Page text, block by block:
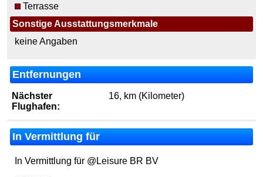
Terrasse
Sonstige Ausstattungsmerkmale
keine Angaben
Entfernungen
Nächster
Flughafen:
16, km (Kilometer)
In Vermittlung für
In Vermittlung für @Leisure BR BV